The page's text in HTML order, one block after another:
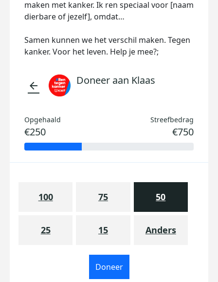
maken met kanker. Ik ren speciaal voor [naam
dierbare of jezelf], omdat…
Samen kunnen we het verschil maken. Tegen
kanker. Voor het leven. Help je mee?;
arrow_back Doneer aan Klaas
Opgehaald
€250
Streefbedrag
€750
100 75 50
25 15 Anders
Doneer